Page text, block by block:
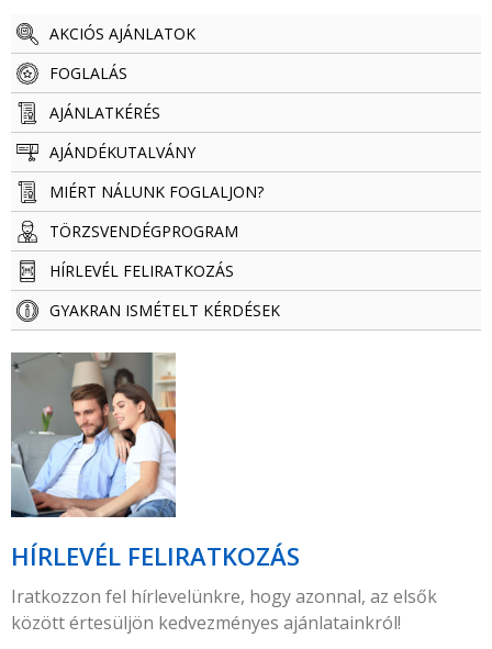
AKCIÓS AJÁNLATOK
FOGLALÁS
AJÁNLATKÉRÉS
AJÁNDÉKUTALVÁNY
MIÉRT NÁLUNK FOGLALJON?
TÖRZSVENDÉG­­­­PROGRAM
HÍRLEVÉL FELIRATKOZÁS
GYAKRAN ISMÉTELT KÉRDÉSEK
HÍRLEVÉL FELIRATKOZÁS
Iratkozzon fel hírlevelünkre, hogy azonnal, az elsők
között értesüljön kedvezményes ajánlatainkról!